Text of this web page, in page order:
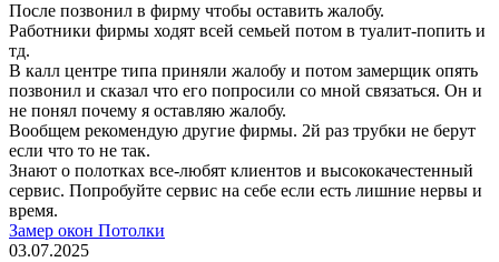
После позвонил в фирму чтобы оставить жалобу.
Работники фирмы ходят всей семьей потом в туалит-попить и
тд.
В калл центре типа приняли жалобу и потом замерщик опять
позвонил и сказал что его попросили со мной связаться. Он и
не понял почему я оставляю жалобу.
Вообщем рекомендую другие фирмы. 2й раз трубки не берут
если что то не так.
Знают о полотках все-любят клиентов и высококачестенный
сервис. Попробуйте сервис на себе если есть лишние нервы и
время.
Замер окон Потолки
03.07.2025